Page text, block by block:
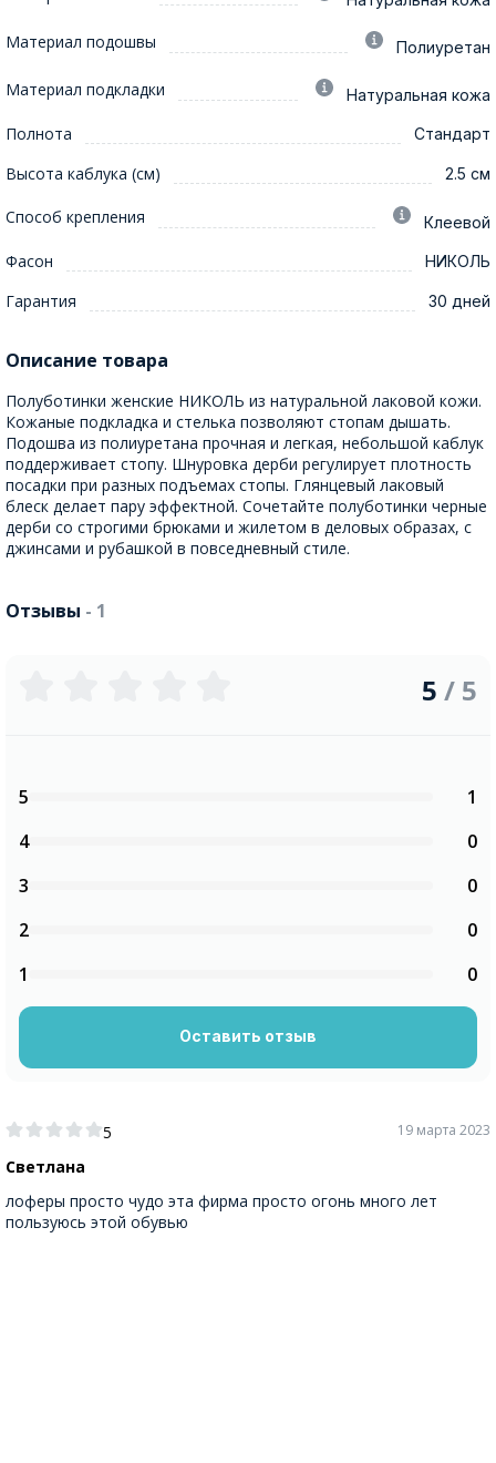
Материал подошвы Полиуретан
Материал подкладки Натуральная кожа
Полнота Стандарт
Высота каблука (см) 2.5 см
Способ крепления Клеевой
Фасон НИКОЛЬ
Гарантия 30 дней
Описание товара
Полуботинки женские НИКОЛЬ из натуральной лаковой кожи.
Кожаные подкладка и стелька позволяют стопам дышать.
Подошва из полиуретана прочная и легкая, небольшой каблук
поддерживает стопу. Шнуровка дерби регулирует плотность
посадки при разных подъемах стопы. Глянцевый лаковый
блеск делает пару эффектной. Сочетайте полуботинки черные
дерби со строгими брюками и жилетом в деловых образах, с
джинсами и рубашкой в повседневный стиле.
Отзывы - 1
5
Светлана
19 марта 2023
лоферы просто чудо эта фирма просто огонь много лет
пользуюсь этой обувью
5 / 5
5
1
4
0
3
0
2
0
1
0
Оставить отзыв